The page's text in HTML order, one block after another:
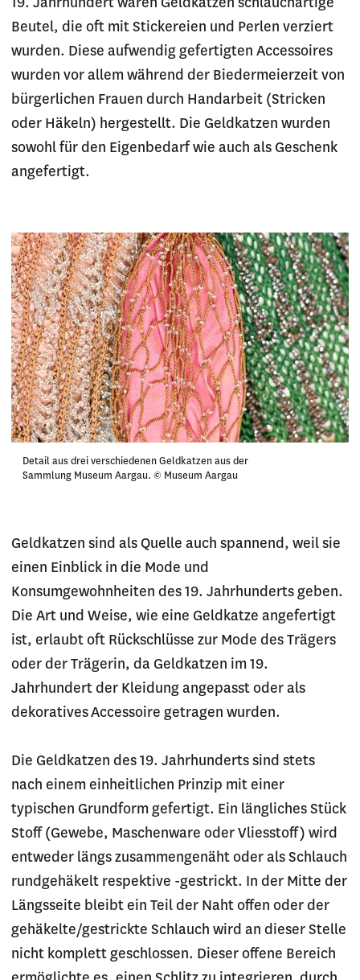
Beutel, die oft mit Stickereien und Perlen verziert
wurden. Diese aufwendig gefertigten Accessoires
wurden vor allem während der Biedermeierzeit von
bürgerlichen Frauen durch Handarbeit (Stricken
oder Häkeln) hergestellt. Die Geldkatzen wurden
sowohl für den Eigenbedarf wie auch als Geschenk
angefertigt.
Detail aus drei verschiedenen Geldkatzen aus der
Sammlung Museum Aargau. © Museum Aargau
Geldkatzen sind als Quelle auch spannend, weil sie
einen Einblick in die Mode und
Konsumgewohnheiten des 19. Jahrhunderts geben.
Die Art und Weise, wie eine Geldkatze angefertigt
ist, erlaubt oft Rückschlüsse zur Mode des Trägers
oder der Trägerin, da Geldkatzen im 19.
Jahrhundert der Kleidung angepasst oder als
dekoratives Accessoire getragen wurden.
Die Geldkatzen des 19. Jahrhunderts sind stets
nach einem einheitlichen Prinzip mit einer
typischen Grundform gefertigt. Ein längliches Stück
Stoff (Gewebe, Maschenware oder Vliesstoff) wird
entweder längs zusammengenäht oder als Schlauch
rundgehäkelt respektive -gestrickt. In der Mitte der
Längsseite bleibt ein Teil der Naht offen oder der
gehäkelte/gestrickte Schlauch wird an dieser Stelle
nicht komplett geschlossen. Dieser offene Bereich